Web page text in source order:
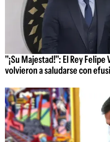
"¡Su Majestad!": El Rey
volvieron a saludarse con